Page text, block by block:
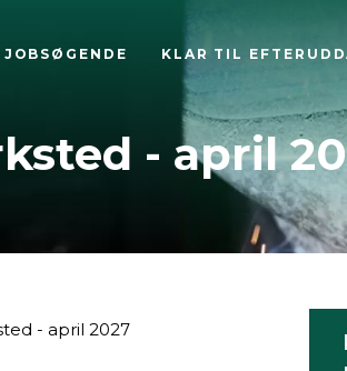
JOBSØGENDE KLAR TIL
- april
- april 2027